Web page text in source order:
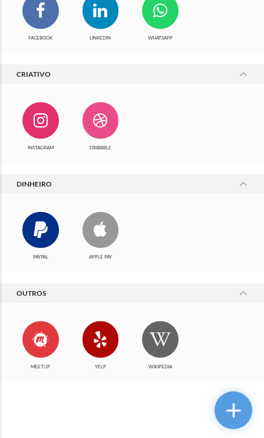
FACEBOOK LINKEDIN WHATSAPP
CRIATIVO
INSTAGRAM DRIBBBLE
DINHEIRO
PAYPAL APPLE PAY
OUTROS
MEETUP YELP WIKIPEDIA